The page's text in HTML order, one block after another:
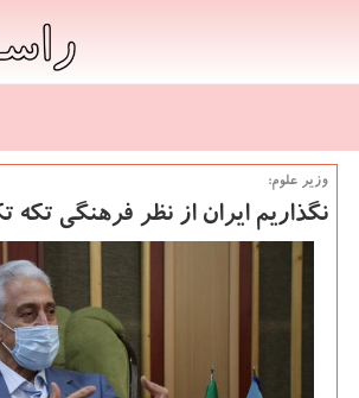
وزیر علوم:
نگذاریم ایران از نظر فرهنگی تكه